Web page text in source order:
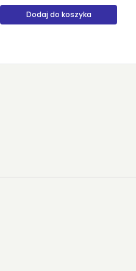
Produkt niedostępny